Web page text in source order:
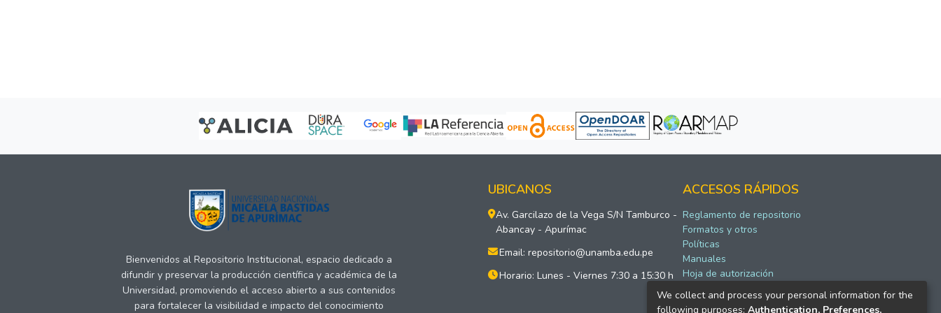
Bienvenidos al Repositorio Institucional, espacio dedicado a
difundir y preservar la producción científica y académica de la
Universidad, promoviendo el acceso abierto a sus contenidos
para fortalecer la visibilidad e impacto del conocimiento
UBICANOS
Av. Garcilazo de la Vega S/N Tamburco -
Abancay - Apurímac
Email: repositorio@unamba.edu.pe
Horario: Lunes - Viernes 7:30 a 15:30 h
ACCESOS RÁPIDOS
Reglamento de repositorio
Formatos y otros
Políticas
Manuales
Hoja de autorización
We collect and process your personal information for the
following purposes: Authentication, Preferences,